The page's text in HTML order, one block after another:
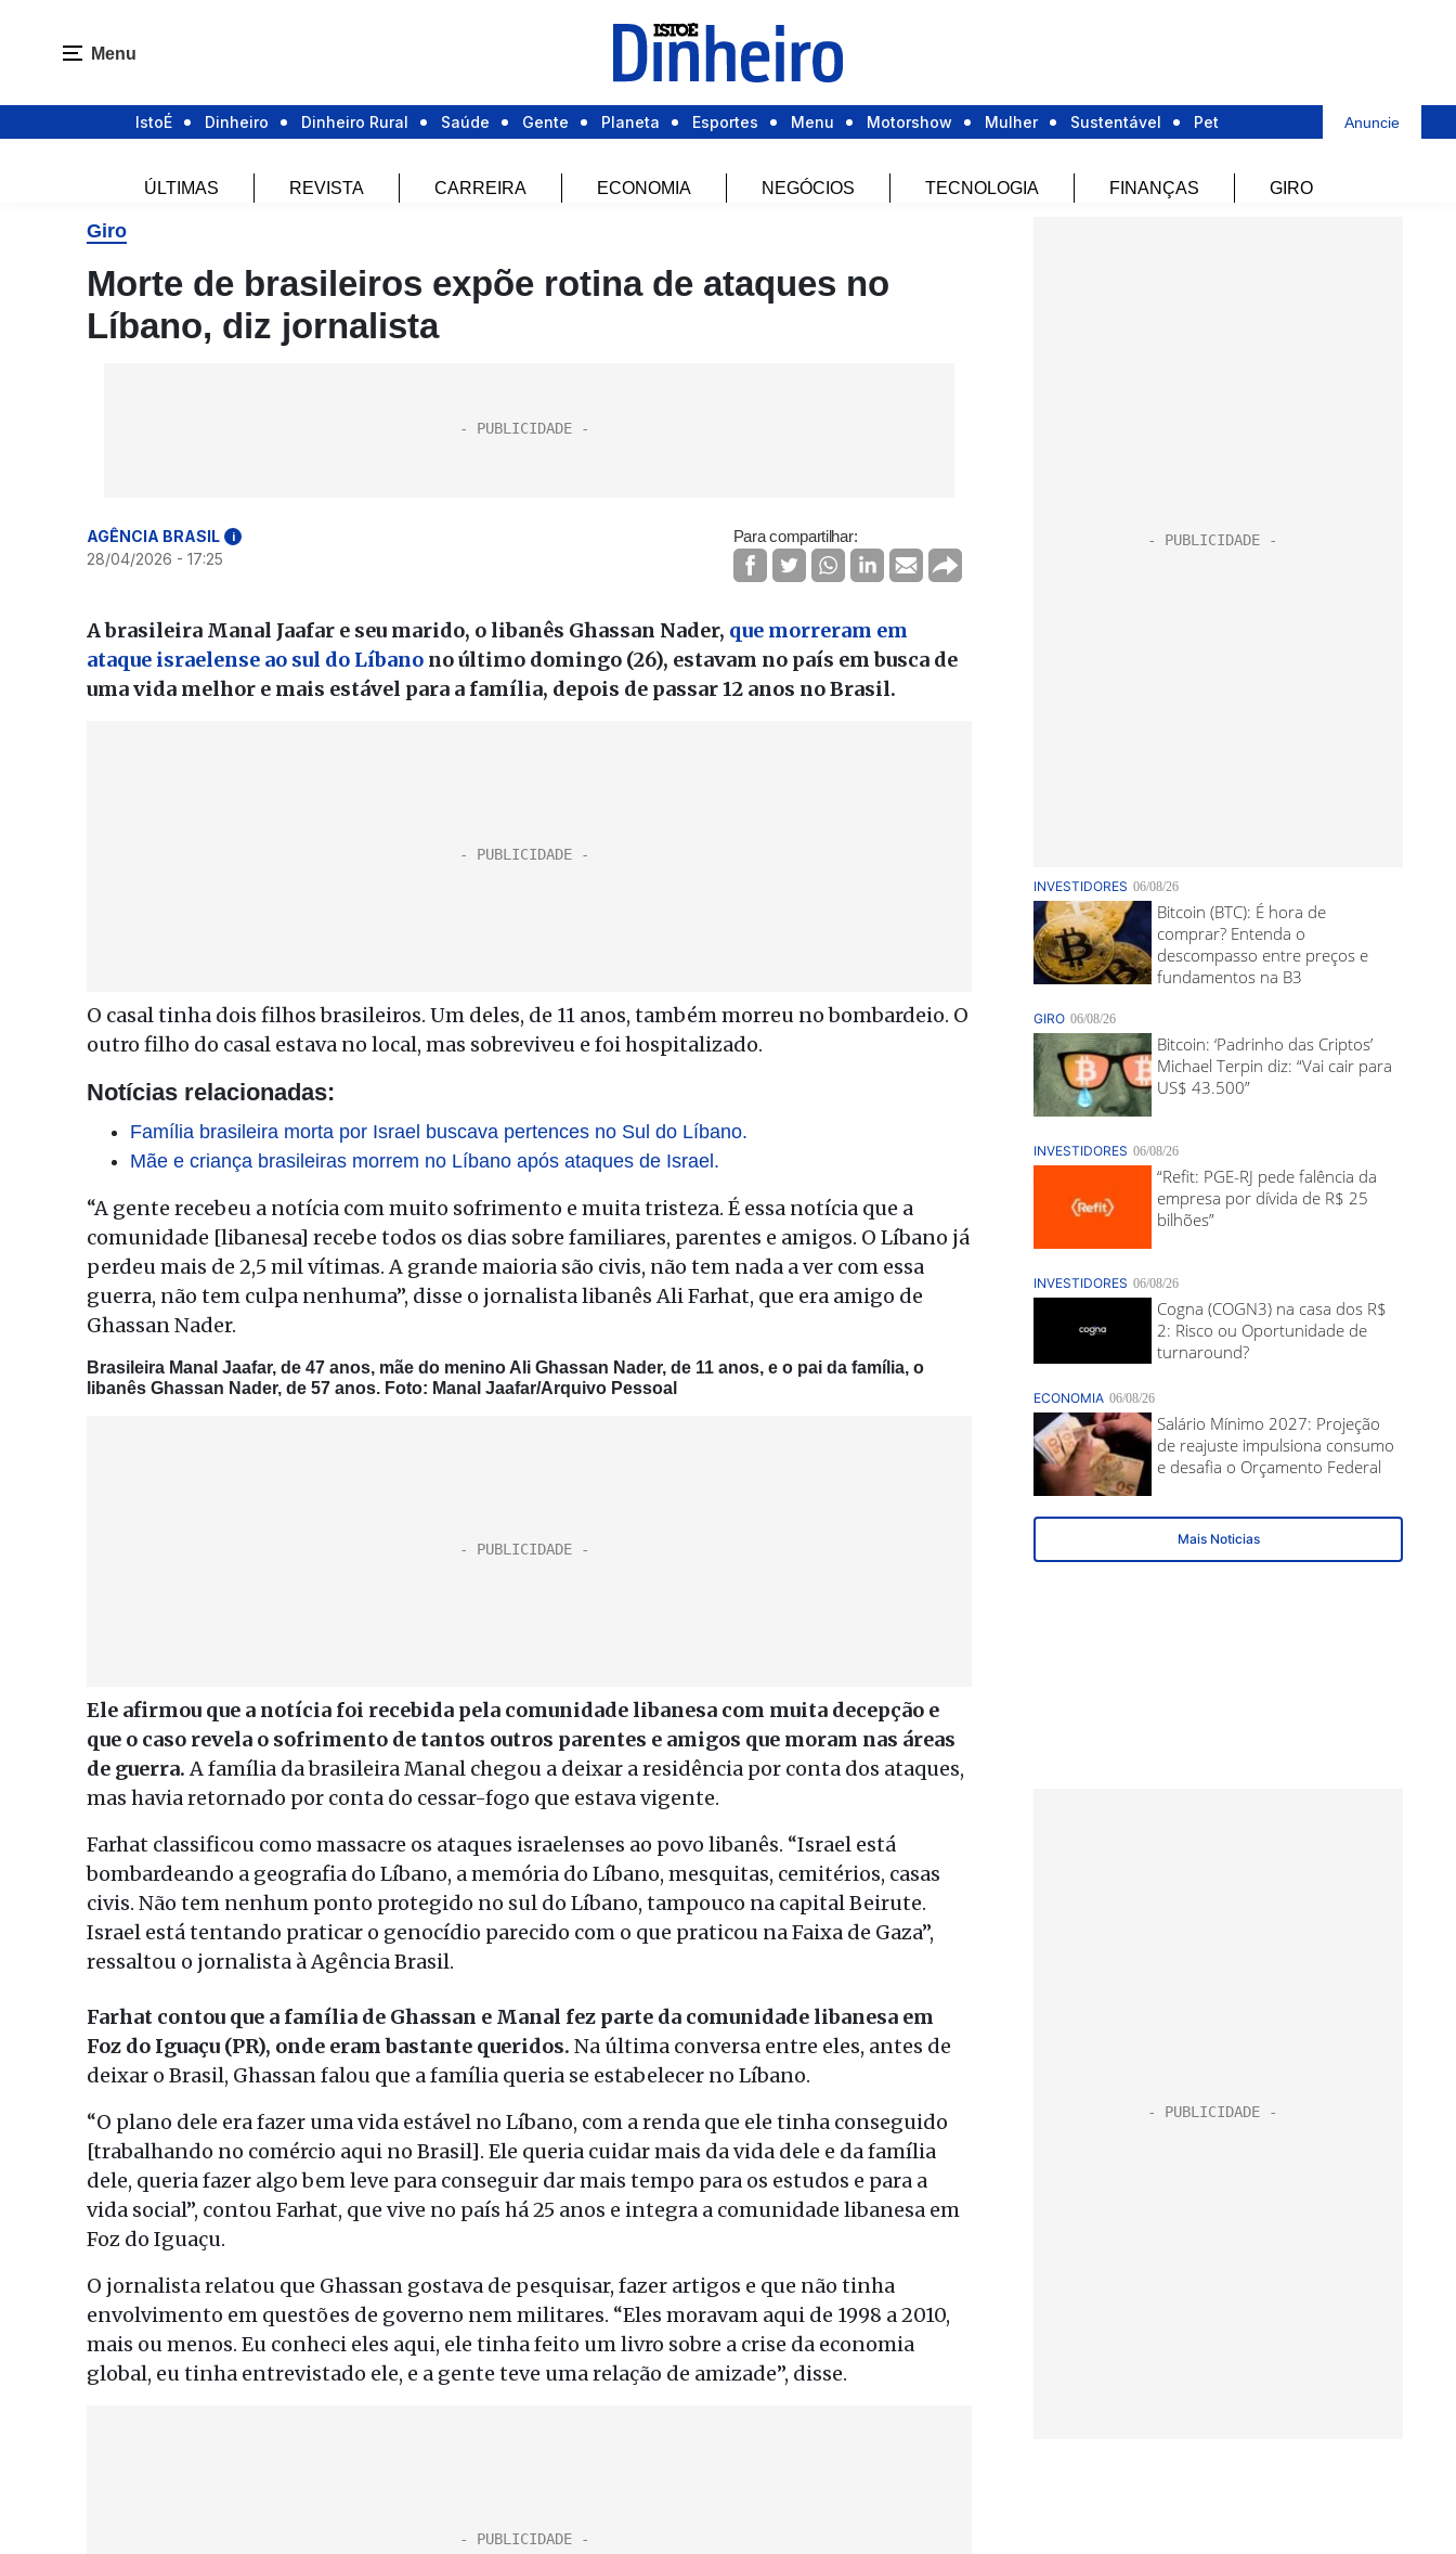
Menu
IstoÉ Dinheiro Dinheiro Rural Saúde Gente Planeta Esportes Menu Motorshow Mulher Sustentável Pet Anuncie
ÚLTIMAS REVISTA CARREIRA ECONOMIA NEGÓCIOS TECNOLOGIA FINANÇAS GIRO
Giro
Morte de brasileiros expõe rotina de ataques no
Líbano, diz jornalista
AGÊNCIA BRASIL i
28/04/2026 - 17:25
Para compartilhar:
A brasileira Manal Jaafar e seu marido, o libanês Ghassan Nader, que morreram em
ataque israelense ao sul do Líbano no último domingo (26), estavam no país em busca de
uma vida melhor e mais estável para a família, depois de passar 12 anos no Brasil.
O casal tinha dois filhos brasileiros. Um deles, de 11 anos, também morreu no bombardeio. O
outro filho do casal estava no local, mas sobreviveu e foi hospitalizado.
Notícias relacionadas:
Família brasileira morta por Israel buscava pertences no Sul do Líbano.
Mãe e criança brasileiras morrem no Líbano após ataques de Israel.
“A gente recebeu a notícia com muito sofrimento e muita tristeza. É essa notícia que a
comunidade [libanesa] recebe todos os dias sobre familiares, parentes e amigos. O Líbano já
perdeu mais de 2,5 mil vítimas. A grande maioria são civis, não tem nada a ver com essa
guerra, não tem culpa nenhuma”, disse o jornalista libanês Ali Farhat, que era amigo de
Ghassan Nader.
Brasileira Manal Jaafar, de 47 anos, mãe do menino Ali Ghassan Nader, de 11 anos, e o pai da família, o
libanês Ghassan Nader, de 57 anos. Foto: Manal Jaafar/Arquivo Pessoal
Ele afirmou que a notícia foi recebida pela comunidade libanesa com muita decepção e
que o caso revela o sofrimento de tantos outros parentes e amigos que moram nas áreas
de guerra.A família da brasileira Manal chegou a deixar a residência por conta dos ataques,
mas havia retornado por conta do cessar-fogo que estava vigente.
Farhat classificou como massacre os ataques israelenses ao povo libanês. “Israel está
bombardeando a geografia do Líbano, a memória do Líbano, mesquitas, cemitérios, casas
civis. Não tem nenhum ponto protegido no sul do Líbano, tampouco na capital Beirute.
Israel está tentando praticar o genocídio parecido com o que praticou na Faixa de Gaza”,
ressaltou o jornalista à Agência Brasil.
Farhat contou que a família de Ghassan e Manal fez parte da comunidade libanesa em
Foz do Iguaçu (PR), onde eram bastante queridos. Na última conversa entre eles, antes de
deixar o Brasil, Ghassan falou que a família queria se estabelecer no Líbano.
“O plano dele era fazer uma vida estável no Líbano, com a renda que ele tinha conseguido
[trabalhando no comércio aqui no Brasil]. Ele queria cuidar mais da vida dele e da família
dele, queria fazer algo bem leve para conseguir dar mais tempo para os estudos e para a
vida social”, contou Farhat, que vive no país há 25 anos e integra a comunidade libanesa em
Foz do Iguaçu.
O jornalista relatou que Ghassan gostava de pesquisar, fazer artigos e que não tinha
envolvimento em questões de governo nem militares. “Eles moravam aqui de 1998 a 2010,
mais ou menos. Eu conheci eles aqui, ele tinha feito um livro sobre a crise da economia
global, eu tinha entrevistado ele, e a gente teve uma relação de amizade”, disse.